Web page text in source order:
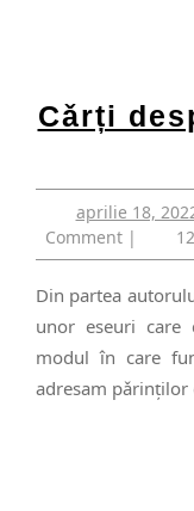
Cǎrți
aprilie 18,
Comment |
Din partea autorului: Am pornit aceste scrieri sub forma
unor eseuri care
modul în care
adresam pǎrinților